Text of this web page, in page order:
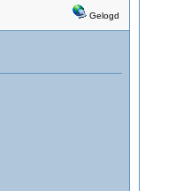
Gelogd